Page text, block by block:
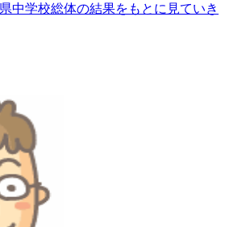
中学校総体の結果をもとに見ていき